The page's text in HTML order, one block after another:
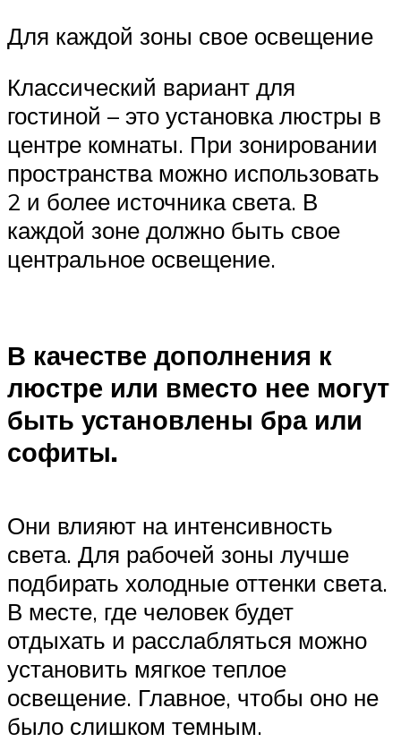
Для каждой зоны свое освещение
Классический вариант для
гостиной – это установка люстры в
центре комнаты. При зонировании
пространства можно использовать
2 и более источника света. В
каждой зоне должно быть свое
центральное освещение.
В качестве дополнения к
люстре или вместо нее могут
быть установлены бра или
софиты.
Они влияют на интенсивность
света. Для рабочей зоны лучше
подбирать холодные оттенки света.
В месте, где человек будет
отдыхать и расслабляться можно
установить мягкое теплое
освещение. Главное, чтобы оно не
было слишком темным.